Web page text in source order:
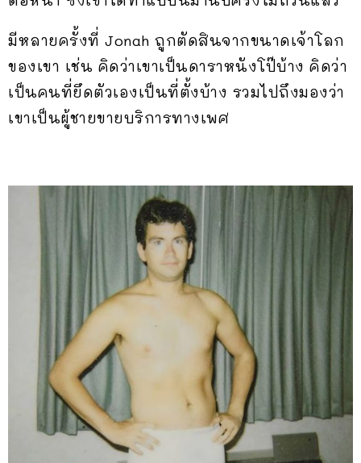
มีหลายครั้งที่ Jonah ถูกตัดสินจากขนาดเจ้าโลก
ของเขา เช่น คิดว่าเขาเป็นดาราหนังโป๊บ้าง คิดว่า
เป็นคนที่ยึดตัวเองเป็นที่ตั้งบ้าง รวมไปถึงมองว่า
เขาเป็นผู้ชายขายบริการทางเพศ